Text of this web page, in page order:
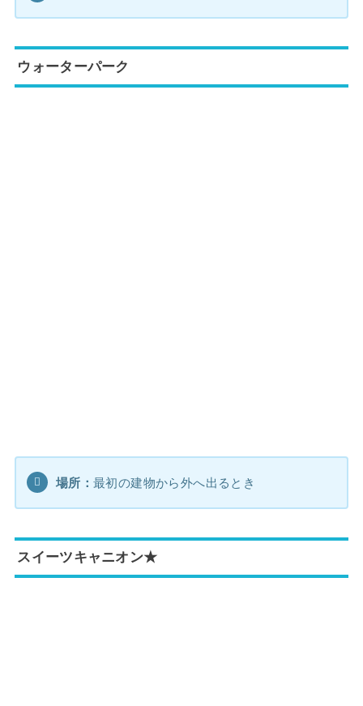
ウォーターパーク
場所：最初の建物から外へ出るとき
スイーツキャニオン★